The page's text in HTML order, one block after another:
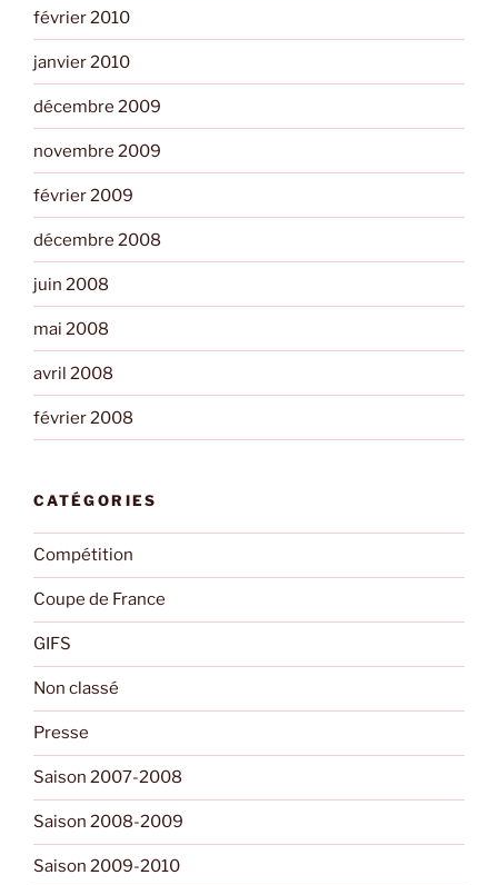
février 2010
janvier 2010
décembre 2009
novembre 2009
février 2009
décembre 2008
juin 2008
mai 2008
avril 2008
février 2008
CATÉGORIES
Compétition
Coupe de France
GIFS
Non classé
Presse
Saison 2007-2008
Saison 2008-2009
Saison 2009-2010